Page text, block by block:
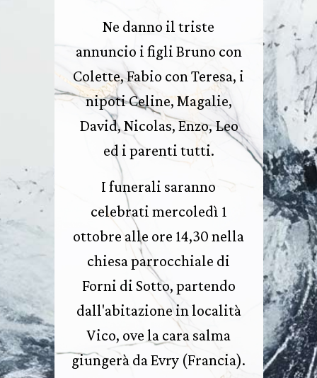
Ne danno il triste
annuncio i figli Bruno con
Colette, Fabio con Teresa, i
nipoti Celine, Magalie,
David, Nicolas, Enzo, Leo
ed i parenti tutti.
I funerali saranno
celebrati mercoledì 1
ottobre alle ore 14,30 nella
chiesa parrocchiale di
Forni di Sotto, partendo
dall'abitazione in località
Vico, ove la cara salma
giungerà da Evry (Francia).